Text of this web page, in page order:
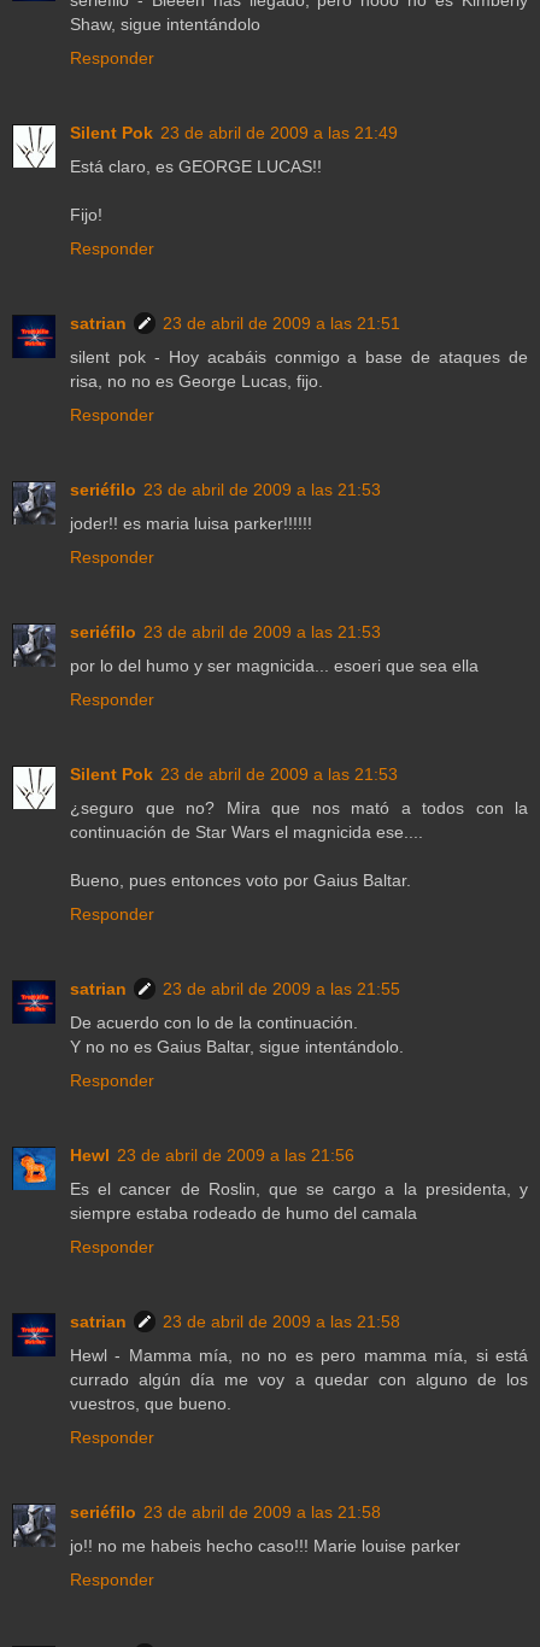
Shaw, sigue intentándolo
Responder
Silent Pok 23 de abril de 2009 a las 21:49
Está claro, es GEORGE LUCAS!!
Fijo!
Responder
satrian
23 de abril de 2009 a las 21:51
silent pok - Hoy acabáis conmigo a base de ataques de
risa, no no es George Lucas, fijo.
Responder
seriéfilo 23 de abril de 2009 a las 21:53
joder!! es maria luisa parker!!!!!!
Responder
seriéfilo 23 de abril de 2009 a las 21:53
por lo del humo y ser magnicida... esoeri que sea ella
Responder
Silent Pok 23 de abril de 2009 a las 21:53
¿seguro que no? Mira que nos mató a todos con la
continuación de Star Wars el magnicida ese....
Bueno, pues entonces voto por Gaius Baltar.
Responder
satrian
23 de abril de 2009 a las 21:55
De acuerdo con lo de la continuación.
Y no no es Gaius Baltar, sigue intentándolo.
Responder
Hewl 23 de abril de 2009 a las 21:56
Es el cancer de Roslin, que se cargo a la presidenta, y
siempre estaba rodeado de humo del camala
Responder
satrian
23 de abril de 2009 a las 21:58
Hewl - Mamma mía, no no es pero mamma mía, si está
currado algún día me voy a quedar con alguno de los
vuestros, que bueno.
Responder
seriéfilo 23 de abril de 2009 a las 21:58
jo!! no me habeis hecho caso!!! Marie louise parker
Responder